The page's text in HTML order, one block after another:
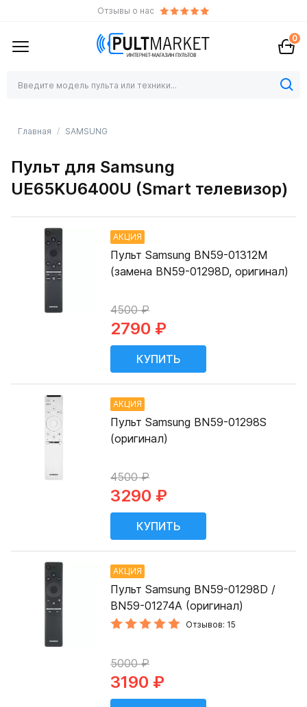
Отзывы о нас
0
Главная SAMSUNG
Пульт для Samsung
UE65KU6400U (Smart телевизор)
АКЦИЯ
Пульт Samsung BN59-01312M
(замена BN59-01298D, оригинал)
4500 ₽
2790 ₽
АКЦИЯ
Пульт Samsung BN59-01298S
(оригинал)
4500 ₽
3290 ₽
АКЦИЯ
Пульт Samsung BN59-01298D /
BN59-01274A (оригинал)
Отзывов: 15
5000 ₽
3190 ₽